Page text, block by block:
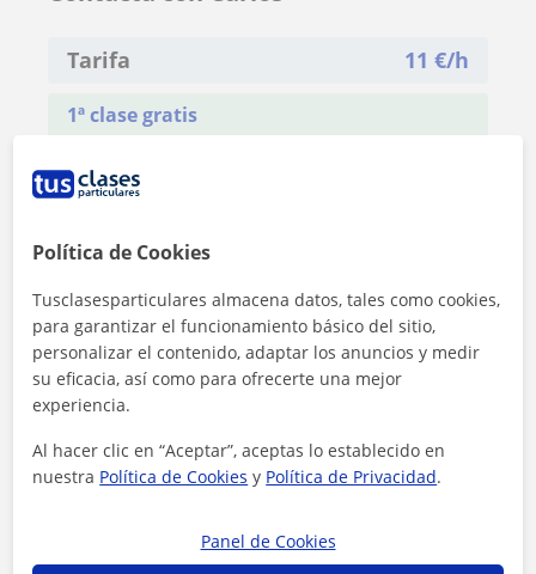
Tarifa 11 €/h
1ª clase gratis
Política de Cookies
Tusclasesparticulares almacena datos, tales como cookies,
para garantizar el funcionamiento básico del sitio,
personalizar el contenido, adaptar los anuncios y medir
su eficacia, así como para ofrecerte una mejor
experiencia.
Al hacer clic en “Aceptar”, aceptas lo establecido en
nuestra Política de Cookies y Política de Privacidad.
Panel de Cookies